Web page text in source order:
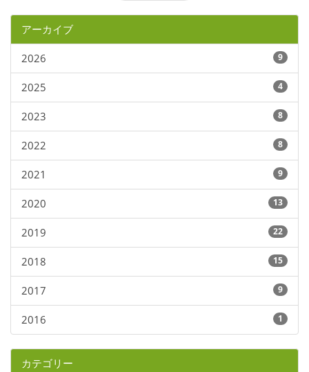
アーカイブ
2026 9
2025 4
2023 8
2022 8
2021 9
2020 13
2019 22
2018 15
2017 9
2016 1
カテゴリー